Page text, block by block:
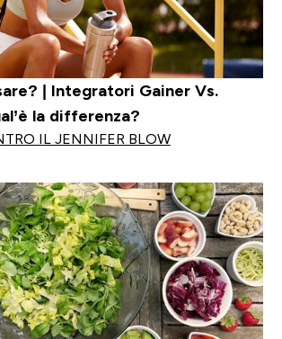
| Integratori Gainer Vs.
la differenza?
IL JENNIFER BLOW